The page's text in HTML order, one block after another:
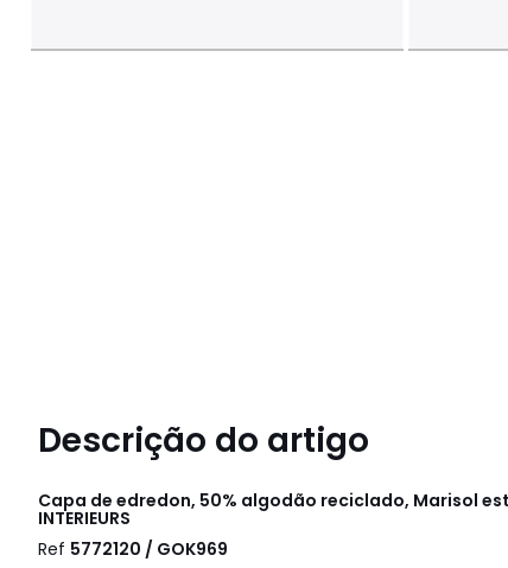
Descrição do artigo
Capa de edredon, 50% algodão reciclado, Marisol
INTERIEURS
Ref 5772120 / GOK969